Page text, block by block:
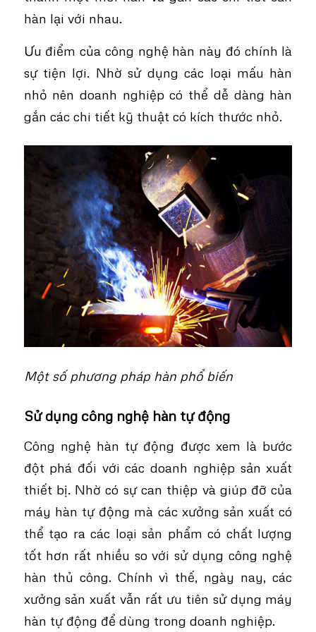
hàn lại với nhau.
Ưu điểm của công nghệ hàn này đó chính là
sự tiện lợi. Nhờ sử dụng các loại mấu hàn
nhỏ nên doanh nghiệp có thể dễ dàng hàn
gắn các chi tiết kỹ thuật có kích thước nhỏ.
Một số phương pháp hàn phổ biến
Sử dụng công nghệ hàn tự động
Công nghệ hàn tự động được xem là bước
đột phá đối với các doanh nghiệp sản xuất
thiết bị. Nhờ có sự can thiệp và giúp đỡ của
máy hàn tự động mà các xưởng sản xuất có
thể tạo ra các loại sản phẩm có chất lượng
tốt hơn rất nhiều so với sử dụng công nghệ
hàn thủ công. Chính vì thế, ngày nay, các
xưởng sản xuất vẫn rất ưu tiên sử dụng máy
hàn tự động để dùng trong doanh nghiệp.